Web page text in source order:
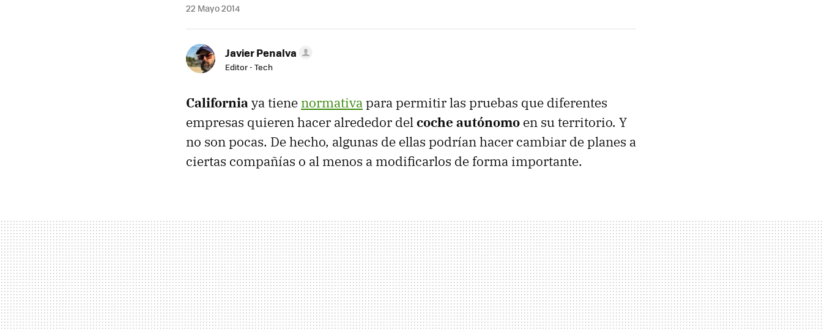
22 Mayo 2014
Javier Penalva
Editor - Tech
California ya tiene normativapara permitir las pruebas que diferentes
empresas quieren hacer alrededor delcoche autónomo en su territorio. Y
no son pocas. De hecho, algunas de ellas podrían hacer cambiar de planes a
ciertas compañías o al menos a modificarlos de forma importante.